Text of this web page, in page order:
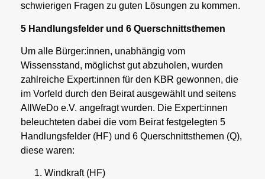
schwierigen Fragen zu guten Lösungen zu kommen.
5 Handlungsfelder und 6 Querschnittsthemen
Um alle Bürger:innen, unabhängig vom
Wissensstand, möglichst gut abzuholen, wurden
zahlreiche Expert:innen für den KBR gewonnen, die
im Vorfeld durch den Beirat ausgewählt und seitens
AllWeDo e.V. angefragt wurden. Die Expert:innen
beleuchteten dabei die vom Beirat festgelegten 5
Handlungsfelder (HF) und 6 Querschnittsthemen (Q),
diese waren:
Windkraft (HF)